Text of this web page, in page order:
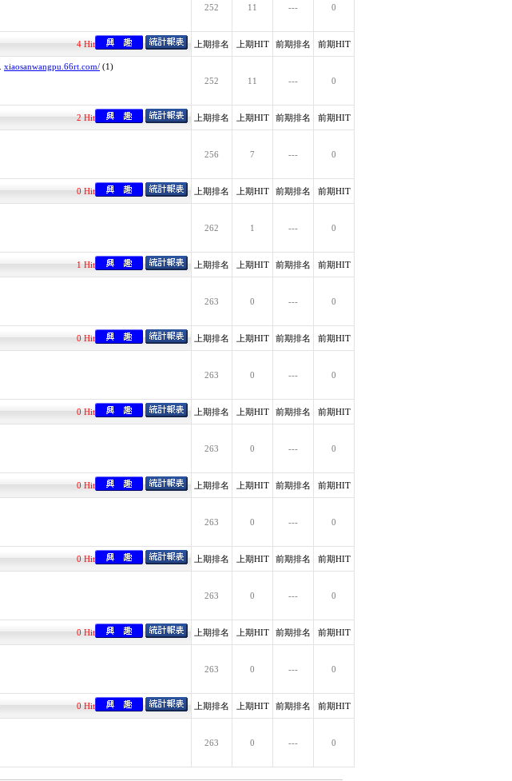
252 11 --- 0
4 Hit 上期排名 上期HIT 前期排名 前期HIT
xiaosanwangpu.66rt.com/ (1)
252
11 --- 0
2 Hit 上期排名 上期HIT 前期排名 前期HIT
256 7 --- 0
0 Hit 上期排名 上期HIT 前期排名 前期HIT
262 1 --- 0
1 Hit 上期排名 上期HIT 前期排名 前期HIT
263 0 --- 0
0 Hit 上期排名 上期HIT 前期排名 前期HIT
263 0 --- 0
0 Hit 上期排名 上期HIT 前期排名 前期HIT
263 0 --- 0
0 Hit 上期排名 上期HIT 前期排名 前期HIT
263 0 --- 0
0 Hit 上期排名 上期HIT 前期排名 前期HIT
263 0 --- 0
0 Hit 上期排名 上期HIT 前期排名 前期HIT
263 0 --- 0
0 Hit 上期排名 上期HIT 前期排名 前期HIT
263 0 --- 0